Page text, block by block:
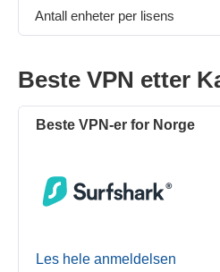
Antall enheter per lisens
Beste VPN etter
Beste VPN-er for Norge
Les hele anmeldelsen